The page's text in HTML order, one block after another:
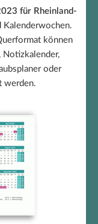
für Rheinland-
Kalenderwochen.
können
Notizkalender,
oder
werden.
+